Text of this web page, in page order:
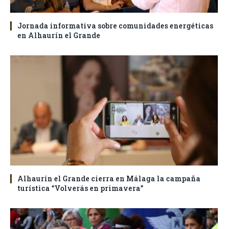
Jornada informativa sobre comunidades energéticas
en Alhaurín el Grande
Alhaurín el Grande cierra en Málaga la campaña
turística “Volverás en primavera”